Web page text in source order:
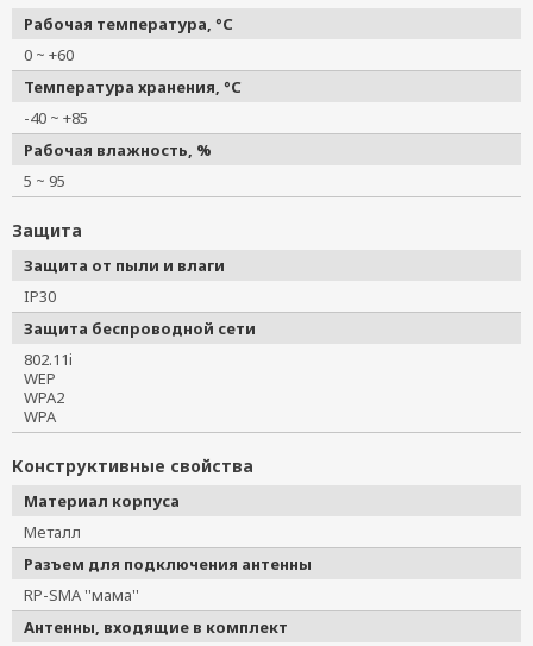
Рабочая температура, °C
0 ~ +60
Температура хранения, °C
-40 ~ +85
Рабочая влажность, %
5 ~ 95
Защита
Защита от пыли и влаги
IP30
Защита беспроводной сети
802.11i
WEP
WPA2
WPA
Конструктивные свойства
Материал корпуса
Металл
Разъем для подключения антенны
RP-SMA ''мама''
Антенны, входящие в комплект